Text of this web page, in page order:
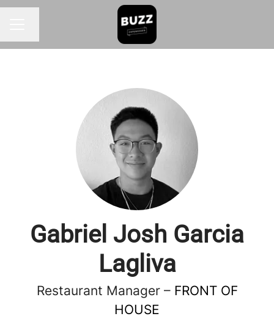
Gabriel Josh Garcia
Lagliva
Restaurant Manager – FRONT OF
HOUSE